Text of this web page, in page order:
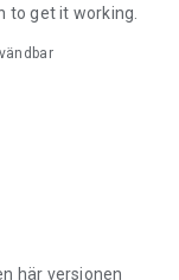
to get it working.
här versionen